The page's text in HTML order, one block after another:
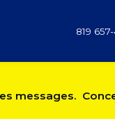
819
messages.